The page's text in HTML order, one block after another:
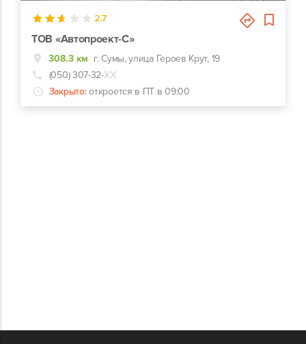
2.7
ТОВ «Автопроект-С»
308.3 км г. Сумы, улица Героев Крут, 19
(050) 307-32-ХХ
Закрыто: откроется в ПТ в 09:00